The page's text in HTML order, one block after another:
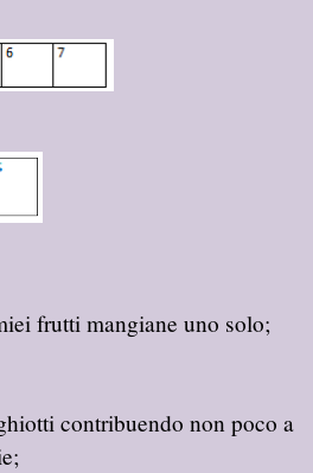
frutti mangiane uno solo;
contribuendo non poco a